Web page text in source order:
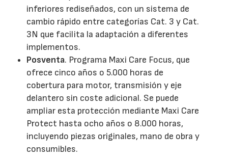
inferiores rediseñados, con un sistema de
cambio rápido entre categorías Cat. 3 y Cat.
3N que facilita la adaptación a diferentes
implementos.
Posventa. Programa Maxi Care Focus, que
ofrece cinco años o 5.000 horas de
cobertura para motor, transmisión y eje
delantero sin coste adicional. Se puede
ampliar esta protección mediante Maxi Care
Protect hasta ocho años o 8.000 horas,
incluyendo piezas originales, mano de obra y
consumibles.